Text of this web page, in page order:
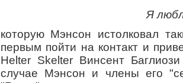
Я
которую Мэнсон истолковал
первым пойти на контакт и
Helter Skelter Винсент
случае Мэнсон и члены его